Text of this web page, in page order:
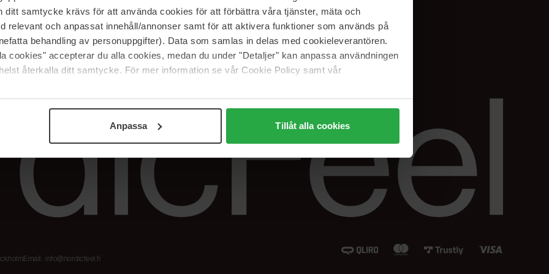
ditt samtycke krävs för att använda cookies för att förbättra våra tjänster, mäta och
relevant och anpassat innehåll/annonser samt för att aktivera funktioner som används på
behandling av personuppgifter). Data som samlas in delas med cookieleverantören.
cookies" accepterar du alla cookies, medan du under "Detaljer" kan anpassa användningen
återkalla ditt samtycke. För mer information se vår Cookie Policy samt vår
Anpassa Tillåt alla cookies
The Beauty Edit
Työskentele
NordicFeel Groupissa
reklamaatiot
Facebook
LinkedIn
Email:
info@nordicfeel.fi